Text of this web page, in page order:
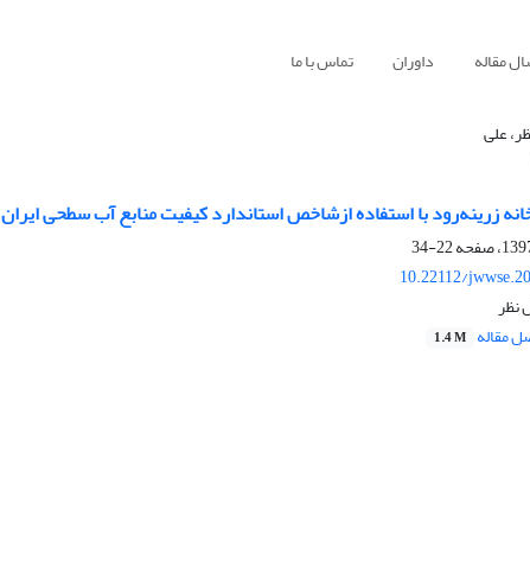
مقاله داوران تماس با ما
علی
زرینه‌رود با استفاده ازشاخص استاندارد کیفیت منابع آب سطحی ایران
22-34
10.22112/
نظر
مقاله 1.4 M